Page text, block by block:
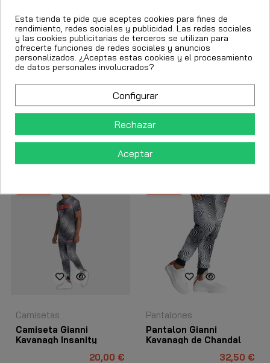
CttExpress 24/48h -Miércoles 12 Agosto, 2026
Los clientes que adquirieron este producto también
Camisetas
Camiseta Gianni
Kavanagh Insanity
20,00 €
Pantalones
Pantalon Gianni
Kavanagh de Chandal
32,50 €
Esta tienda te pide que aceptes cookies para fines de
rendimiento, redes sociales y publicidad. Las redes sociales
y las cookies publicitarias de terceros se utilizan para
ofrecerte funciones de redes sociales y anuncios
personalizados. ¿Aceptas estas cookies y el procesamiento
de datos personales involucrados?
Configurar
Rechazar
Aceptar